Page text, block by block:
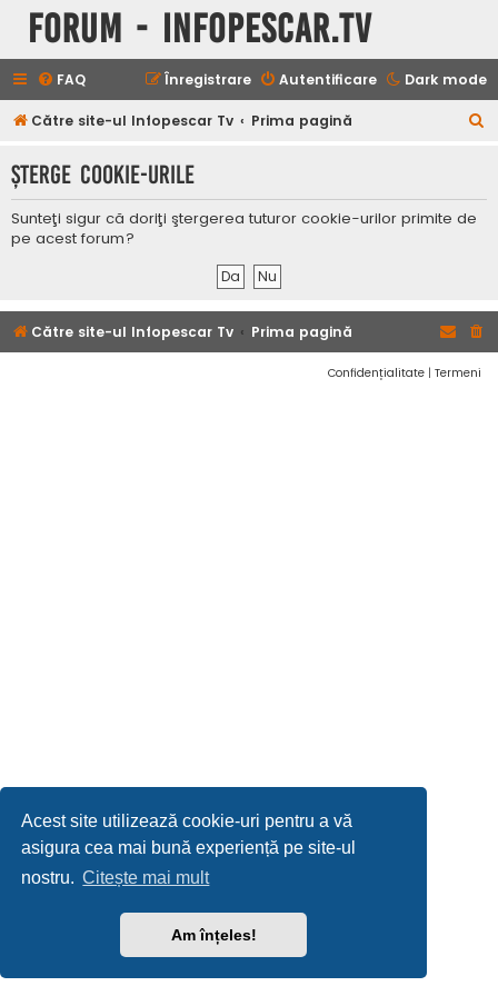
Acest site utilizează cookie-uri pentru a vă
asigura cea mai bună experiență pe site-ul
nostru. Citește mai mult
Am înțeles!
Forum - InfoPescar.Tv
Dark mode
FAQ Autentificare
Înregistrare
Către site-ul Infopescar Tv Prima pagină
t
Şterge cookie-urile
Sunteţi sigur că doriţi ştergerea tuturor cookie-urilor primite de
pe acest forum?
Către site-ul Infopescar Tv Prima pagină
Confidențialitate | Termeni